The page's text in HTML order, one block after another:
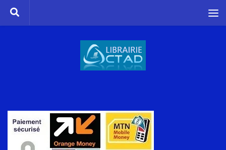
Skip to content